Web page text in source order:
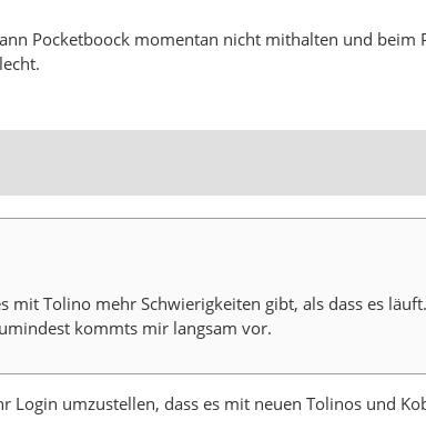
Pocketboock momentan nicht mithalten und beim
Tolino mehr Schwierigkeiten gibt, als dass es
kommts mir langsam vor.
Login umzustellen, dass es mit neuen Tolinos und